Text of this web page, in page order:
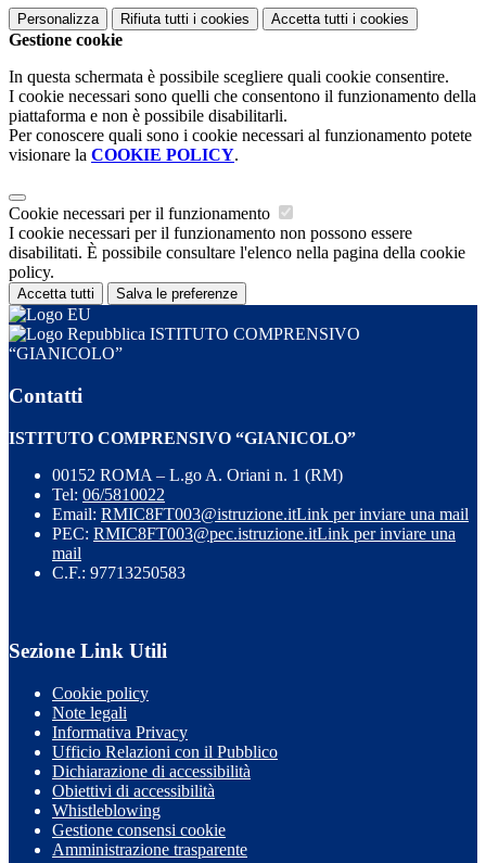
Personalizza Rifiuta tutti i cookies Accetta tutti i cookies
Gestione cookie
In questa schermata è possibile scegliere quali cookie consentire.
I cookie necessari sono quelli che consentono il funzionamento della
piattaforma e non è possibile disabilitarli.
Per conoscere quali sono i cookie necessari al funzionamento potete
visionare la COOKIE POLICY.
Cookie necessari per il funzionamento
I cookie necessari per il funzionamento non possono essere
disabilitati. È possibile consultare l'elenco nella pagina della cookie
policy.
Accetta tutti Salva le preferenze
ISTITUTO COMPRENSIVO
“GIANICOLO”
Contatti
ISTITUTO COMPRENSIVO “GIANICOLO”
00152 ROMA – L.go A. Oriani n. 1 (RM)
Tel: 06/5810022
Email: RMIC8FT003@istruzione.itLink per inviare una mail
PEC: RMIC8FT003@pec.istruzione.itLink per inviare una
mail
C.F.: 97713250583
Sezione Link Utili
Cookie policy
Note legali
Informativa Privacy
Ufficio Relazioni con il Pubblico
Dichiarazione di accessibilità
Obiettivi di accessibilità
Whistleblowing
Gestione consensi cookie
Amministrazione trasparente